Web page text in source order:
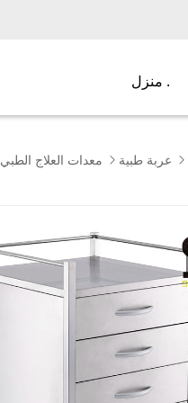
منزل .
معدات العلاج الطبي  عربة طبية 